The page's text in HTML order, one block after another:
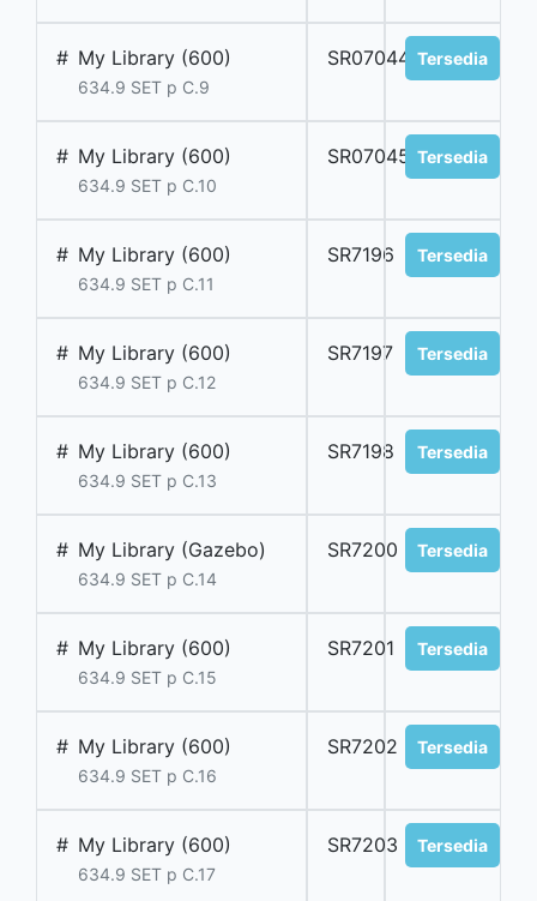
# My Library (600)
634.9 SET p C.9
SR07044 Tersedia
# My Library (600)
634.9 SET p C.10
SR07045 Tersedia
# My Library (600)
634.9 SET p C.11
SR7196 Tersedia
# My Library (600)
634.9 SET p C.12
SR7197 Tersedia
# My Library (600)
634.9 SET p C.13
SR7198 Tersedia
# My Library (Gazebo)
634.9 SET p C.14
SR7200 Tersedia
# My Library (600)
634.9 SET p C.15
SR7201 Tersedia
# My Library (600)
634.9 SET p C.16
SR7202 Tersedia
# My Library (600)
634.9 SET p C.17
SR7203 Tersedia